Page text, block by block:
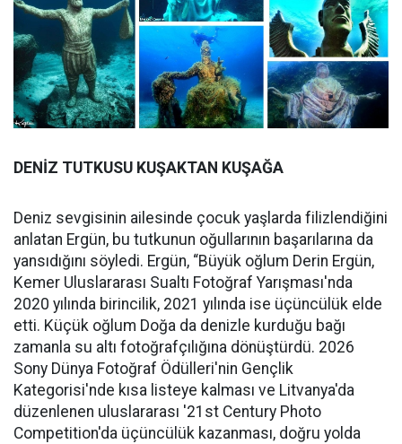
DENİZ TUTKUSU KUŞAKTAN KUŞAĞA
Deniz sevgisinin ailesinde çocuk yaşlarda filizlendiğini
anlatan Ergün, bu tutkunun oğullarının başarılarına da
yansıdığını söyledi. Ergün, “Büyük oğlum Derin Ergün,
Kemer Uluslararası Sualtı Fotoğraf Yarışması'nda
2020 yılında birincilik, 2021 yılında ise üçüncülük elde
etti. Küçük oğlum Doğa da denizle kurduğu bağı
zamanla su altı fotoğrafçılığına dönüştürdü. 2026
Sony Dünya Fotoğraf Ödülleri'nin Gençlik
Kategorisi'nde kısa listeye kalması ve Litvanya'da
düzenlenen uluslararası '21st Century Photo
Competition'da üçüncülük kazanması, doğru yolda